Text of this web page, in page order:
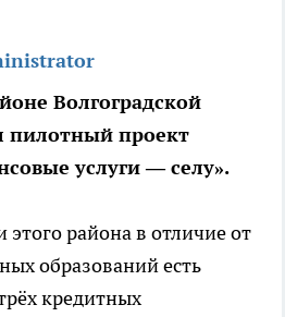
Волгоградской
пилотный проект
услуги — селу».
района в отличие от
образований есть
кредитных